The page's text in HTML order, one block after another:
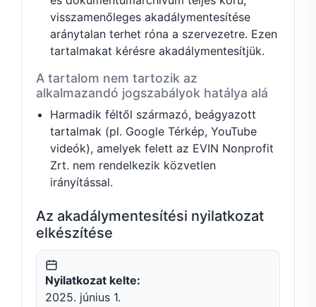
visszamenőleges akadálymentesítése
aránytalan terhet róna a szervezetre. Ezen
tartalmakat kérésre akadálymentesítjük.
A tartalom nem tartozik az
alkalmazandó jogszabályok hatálya alá
Harmadik féltől származó, beágyazott
tartalmak (pl. Google Térkép, YouTube
videók), amelyek felett az EVIN Nonprofit
Zrt. nem rendelkezik közvetlen
irányítással.
Az akadálymentesítési nyilatkozat
elkészítése
Nyilatkozat kelte:
2025. június 1.